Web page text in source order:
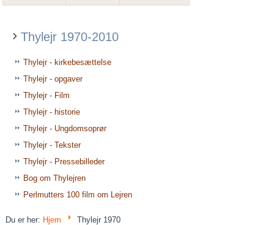
Thylejr 1970-2010
Thylejr - kirkebesættelse
Thylejr - opgaver
Thylejr - Film
Thylejr - historie
Thylejr - Ungdomsoprør
Thylejr - Tekster
Thylejr - Pressebilleder
Bog om Thylejren
Perlmutters 100 film om Lejren
Du er her: Hjem Thylejr 1970